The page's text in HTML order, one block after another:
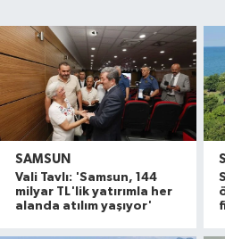
SAMSUN
Vali Tavlı: 'Samsun, 144
milyar TL'lik yatırımla her
alanda atılım yaşıyor'